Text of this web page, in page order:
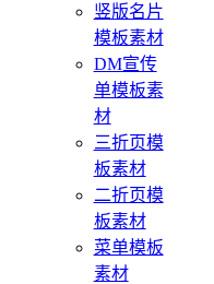
竖版名片
模板素材
DM宣传
单模板素
材
三折页模
板素材
二折页模
板素材
菜单模板
素材